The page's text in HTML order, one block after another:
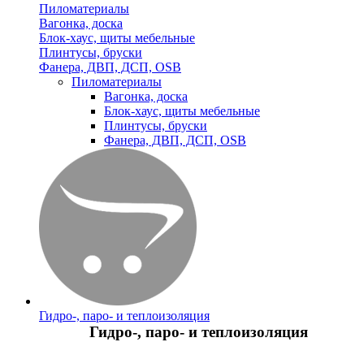
Пиломатериалы
Вагонка, доска
Блок-хаус, щиты мебельные
Плинтусы, бруски
Фанера, ДВП, ДСП, OSB
Пиломатериалы
Вагонка, доска
Блок-хаус, щиты мебельные
Плинтусы, бруски
Фанера, ДВП, ДСП, OSB
Гидро-, паро- и теплоизоляция
Гидро-, паро- и теплоизоляция